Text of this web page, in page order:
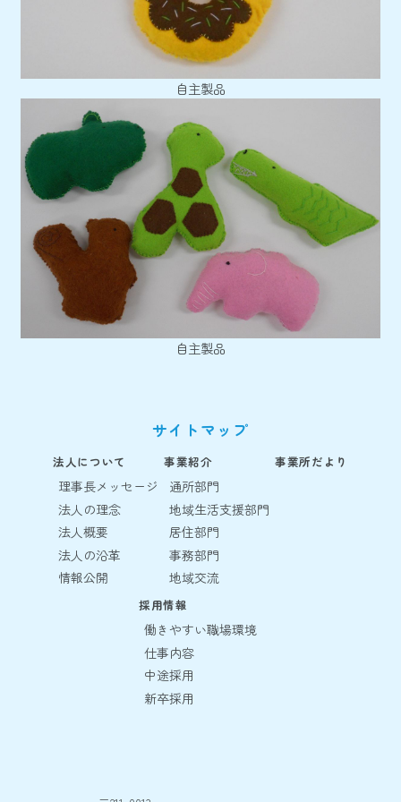
自主製品
自主製品
サイトマップ
法人について
理事長メッセージ
法人の理念
法人概要
法人の沿革
情報公開
事業紹介
通所部門
地域生活支援部門
居住部門
事務部門
地域交流
事業所だより
採用情報
働きやすい職場環境
仕事内容
中途採用
新卒採用